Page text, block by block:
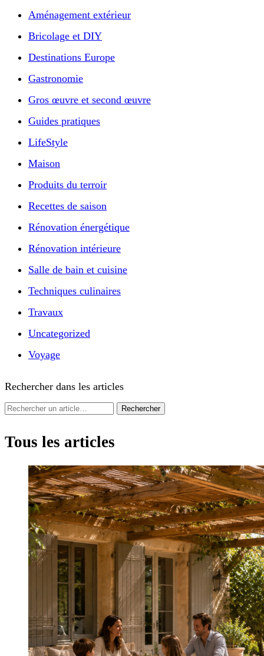
Aménagement extérieur
Bricolage et DIY
Destinations Europe
Gastronomie
Gros œuvre et second œuvre
Guides pratiques
LifeStyle
Maison
Produits du terroir
Recettes de saison
Rénovation énergétique
Rénovation intérieure
Salle de bain et cuisine
Techniques culinaires
Travaux
Uncategorized
Voyage
Rechercher dans les articles
Rechercher
Tous les articles